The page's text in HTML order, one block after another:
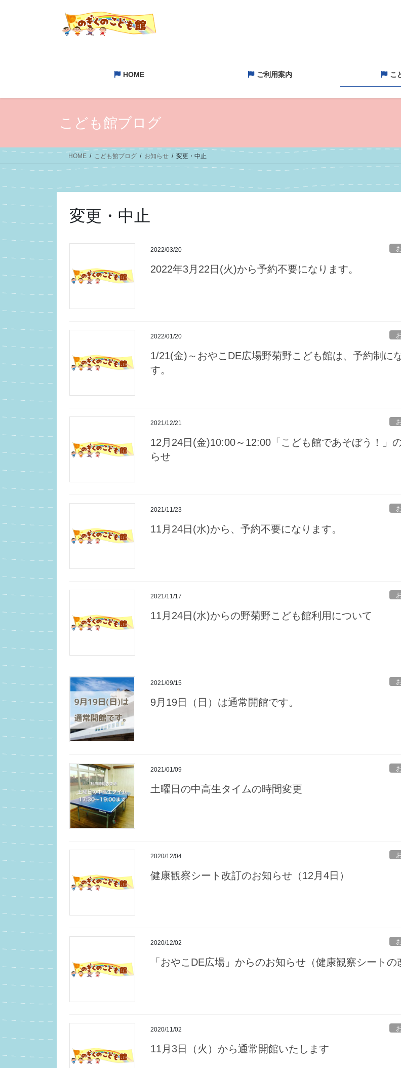
HOME ご利用案内 こ
こども館ブログ
HOME こども館ブログ お知らせ 変更・中止
変更・中止
2022/03/20
2022年3月22日(火)から予約不要になります。
2022/01/20
1/21(金)～おやこDE広場野菊野こども館は、予約制に
す。
2021/12/21
12月24日(金)10:00～12:00「こども館であそぼう！」
らせ
2021/11/23
11月24日(水)から、予約不要になります。
2021/11/17
11月24日(水)からの野菊野こども館利用について
2021/09/15
9月19日（日）は通常開館です。
2021/01/09
土曜日の中高生タイムの時間変更
2020/12/04
健康観察シート改訂のお知らせ（12月4日）
2020/12/02
「おやこDE広場」からのお知らせ（健康観察シートの
2020/11/02
11月3日（火）から通常開館いたします